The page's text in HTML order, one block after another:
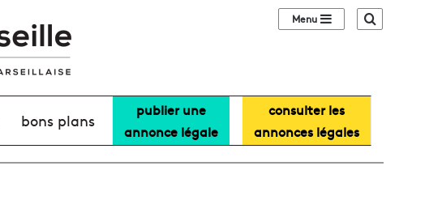
Sidebar (barre
bons plans
publier une
annonce légale
consulter les
annonces légales